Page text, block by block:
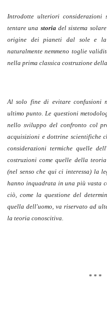
Introdotte ulteriori considerazioni
tentare una storia del sistema
origine dei pianeti dal sole e
naturalmente nemmeno toglie
nella prima classica costruzione
Al solo fine di evitare confusioni
ultimo punto. Le questioni
nello sviluppo del confronto col
acquisizioni e dottrine scientifiche
considerazioni termiche quelle
costruzioni come quelle della
(nel senso che qui ci interessa) la
hanno inquadrata in una più vasta
ciò, come la questione del
quella dell'uomo, va riservato ad
la teoria conoscitiva.
* * *